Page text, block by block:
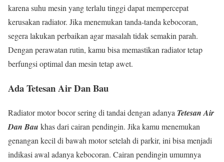
karena suhu mesin yang terlalu tinggi dapat mempercepat
kerusakan radiator. Jika menemukan tanda-tanda kebocoran,
segera lakukan perbaikan agar masalah tidak semakin parah.
Dengan perawatan rutin, kamu bisa memastikan radiator tetap
berfungsi optimal dan mesin tetap awet.
Ada Tetesan Air Dan Bau
Radiator motor bocor sering di tandai dengan adanya Tetesan Air
Dan Bau khas dari cairan pendingin. Jika kamu menemukan
genangan kecil di bawah motor setelah di parkir, ini bisa menjadi
indikasi awal adanya kebocoran. Cairan pendingin umumnya